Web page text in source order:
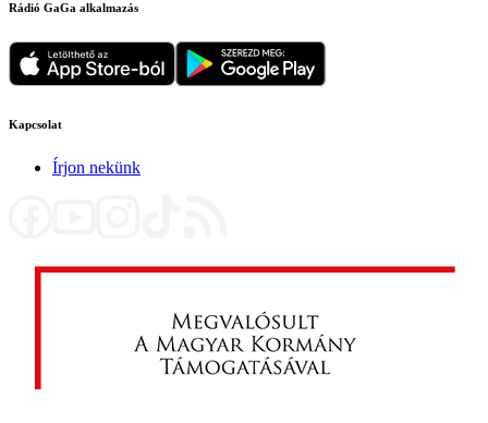
Rádió GaGa alkalmazás
Kapcsolat
Írjon nekünk